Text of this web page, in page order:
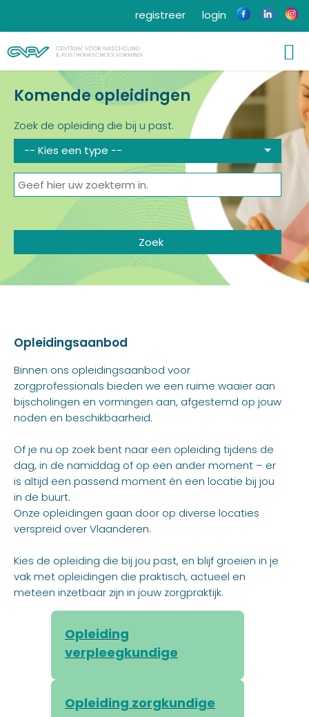
login
registreer
Komende opleidingen
Zoek de opleiding die bij u past.
-- Kies een type --
Opleidingsaanbod
Binnen ons opleidingsaanbod voor
zorgprofessionals bieden we een ruime waaier aan
bijscholingen en vormingen aan, afgestemd op jouw
noden en beschikbaarheid.
Of je nu op zoek bent naar een opleiding tijdens de
dag, in de namiddag of op een ander moment – er
is altijd een passend moment én een locatie bij jou
in de buurt.
Onze opleidingen gaan door op diverse locaties
verspreid over Vlaanderen.
Kies de opleiding die bij jou past, en blijf groeien in je
vak met opleidingen die praktisch, actueel en
meteen inzetbaar zijn in jouw zorgpraktijk.
Opleiding
verpleegkundige
Opleiding zorgkundige